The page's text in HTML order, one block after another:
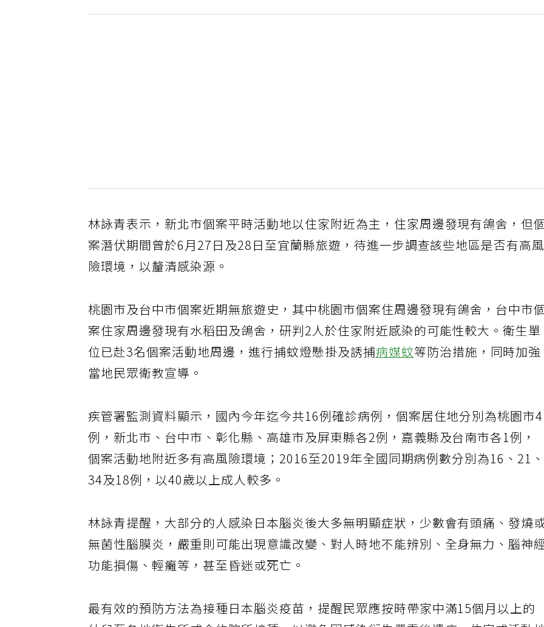
林詠青表示，新北市個案平時活動地以住家附近為主，住家周邊發現有鴿舍，但
案潛伏期間曾於6月27日及28日至宜蘭縣旅遊，待進一步調查該些地區是否有高
險環境，以釐清感染源。
桃園市及台中市個案近期無旅遊史，其中桃園市個案住周邊發現有鴿舍，台中市
案住家周邊發現有水稻田及鴿舍，研判2人於住家附近感染的可能性較大。衛生單
位已赴3名個案活動地周邊，進行捕蚊燈懸掛及誘捕病媒蚊等防治措施，同時加強
當地民眾衛教宣導。
疾管署監測資料顯示，國內今年迄今共16例確診病例，個案居住地分別為桃園市
例，新北市、台中市、彰化縣、高雄市及屏東縣各2例，嘉義縣及台南市各1例，
個案活動地附近多有高風險環境；2016至2019年全國同期病例數分別為16、21
34及18例，以40歲以上成人較多。
林詠青提醒，大部分的人感染日本腦炎後大多無明顯症狀，少數會有頭痛、發燒
無菌性腦膜炎，嚴重則可能出現意識改變、對人時地不能辨別、全身無力、腦神
功能損傷、輕癱等，甚至昏迷或死亡。
最有效的預防方法為接種日本腦炎疫苗，提醒民眾應按時帶家中滿15個月以上的